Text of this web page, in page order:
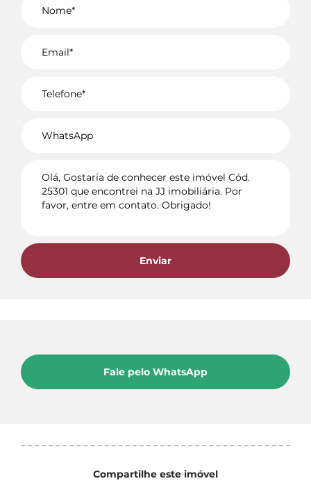
Enviar
Fale pelo WhatsApp
Compartilhe este imóvel